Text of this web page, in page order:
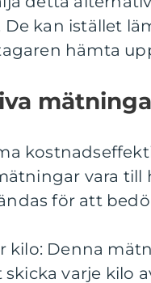
De kan istället
hämta
vara till
för att
kilo: Denna
varje kilo